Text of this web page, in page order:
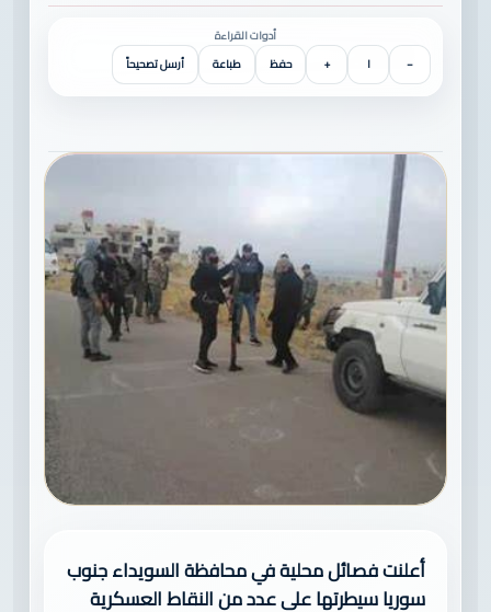
أدوات القراءة
−
١ + حفظ طباعة أرسل تصحيحاً
أعلنت فصائل محلية في محافظة السويداء جنوب
سوريا سيطرتها على عدد من النقاط العسكرية